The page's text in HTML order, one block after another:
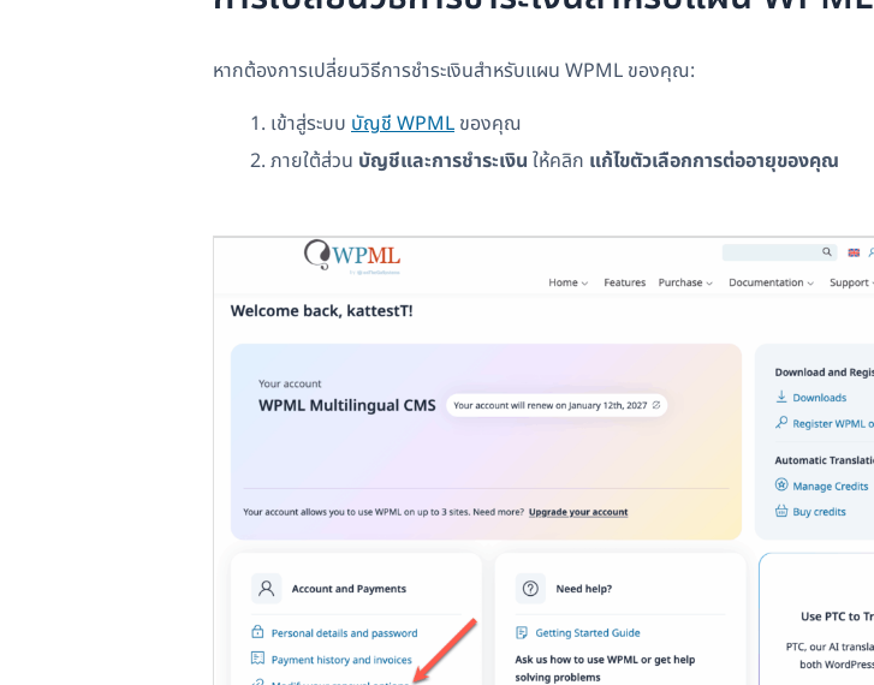
หากต้องการเปลี่ยนวิธีการชำระเงินสำหรับแผน WPML ของคุณ:
เข้าสู่ระบบ บัญชี WPML ของคุณ
ภายใต้ส่วน บัญชีและการชำระเงิน ให้คลิก แก้ไขตัวเลือกการต่ออายุของคุณ